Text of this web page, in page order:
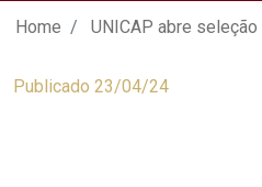
UNICAP abre
Home UNICAP abre
Publicado 23/04/24